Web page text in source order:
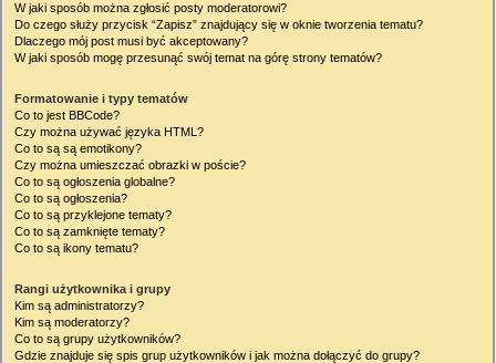
W jaki sposób można zgłosić posty moderatorowi?
Do czego służy przycisk “Zapisz” znajdujący się w oknie tworzenia tematu?
Dlaczego mój post musi być akceptowany?
W jaki sposób mogę przesunąć swój temat na górę strony tematów?
Formatowanie i typy tematów
Co to jest BBCode?
Czy można używać języka HTML?
Co to są są emotikony?
Czy można umieszczać obrazki w poście?
Co to są ogłoszenia globalne?
Co to są ogłoszenia?
Co to są przyklejone tematy?
Co to są zamknięte tematy?
Co to są ikony tematu?
Rangi użytkownika i grupy
Kim są administratorzy?
Kim są moderatorzy?
Co to są grupy użytkowników?
Gdzie znajduje się spis grup użytkowników i jak można dołączyć do grupy?